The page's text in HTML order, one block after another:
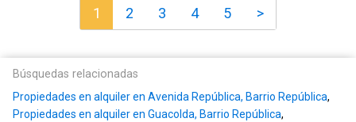
1 2 3 4 5 >
Búsquedas relacionadas
Propiedades en alquiler en Avenida República, Barrio República,
Propiedades en alquiler en Guacolda, Barrio República,